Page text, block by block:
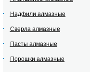
Надфили алмазные
Сверла алмазные
Пасты алмазные
Порошки алмазные